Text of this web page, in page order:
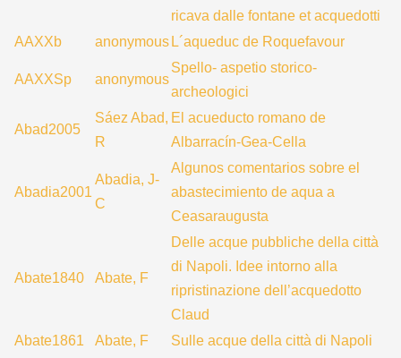
ricava dalle fontane et acquedotti
AAXXb
anonymous L´aqueduc de Roquefavour
AAXXSp anonymous
Spello- aspetio storico-
archeologici
Abad2005
Sáez Abad,
R
El acueducto romano de
Albarracín-Gea-Cella
Abadia2001
Abadia, J-
C
Algunos comentarios sobre el
abastecimiento de aqua a
Ceasaraugusta
Abate1840 Abate, F
Delle acque pubbliche della città
di Napoli. Idee intorno alla
ripristinazione dell’acquedotto
Claud
Abate1861
Abate, F Sulle acque della città di Napoli